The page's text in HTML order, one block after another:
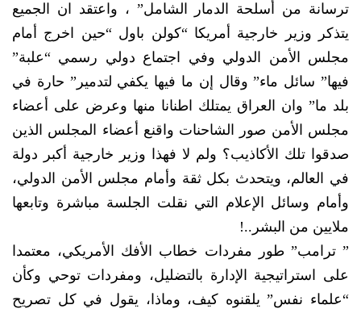
ترسانة من أسلحة الدمار الشامل” ، واعتقد ان الجميع
يتذكر وزير خارجية أمريكا “كولن باول “حين اخرج أمام
مجلس الأمن الدولي وفي اجتماع دولي رسمي “علبة”
فيها” سائل ماء” وقال إن ما فيها يكفي لتدمير” حارة في
بلد ما” وان العراق يمتلك اطنانا منها وعرض على أعضاء
مجلس الأمن صور الشاحنات واقنع أعضاء المجلس الذين
صدقوا تلك الأكاذيب؟ ولم لا فهذا وزير خارجية أكبر دولة
في العالم، ويتحدث بكل ثقة وأمام مجلس الأمن الدولي،
وأمام وسائل الإعلام التي نقلت الجلسة مباشرة وتابعها
ملايين من البشر..!
” ترامب” طور مفردات خطاب الأفك الأمريكي، معتمدا
على استراتيجية الإدارة بالتضليل، ومفردات توحي وكأن
“علماء نفس” يلقنوه كيف، وماذا، يقول في كل تصريح